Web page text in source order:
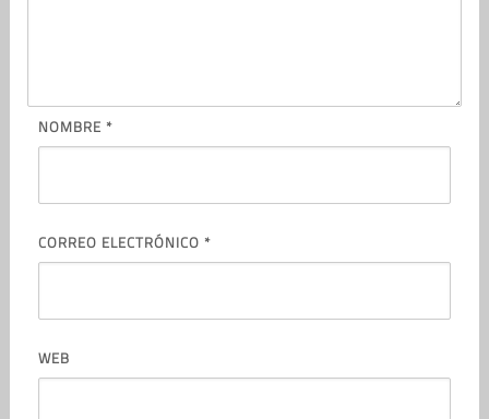
NOMBRE *
CORREO ELECTRÓNICO *
WEB